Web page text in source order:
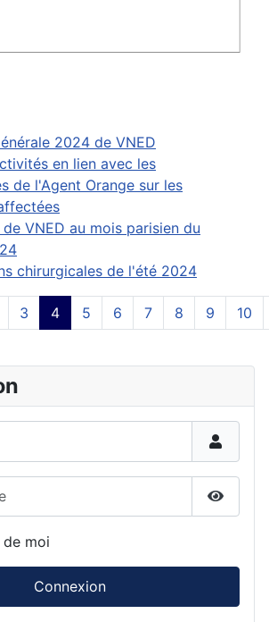
2024 de VNED
en lien avec les
de l'Agent Orange sur les
VNED au mois parisien du
chirurgicales de l'été 2024
Page 4 sur 10
3 4 5 6 7 8 9 10
de moi
Connexion